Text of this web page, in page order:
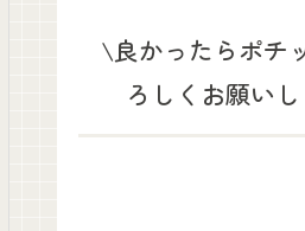
\良かったらポチ
ろしくお願い